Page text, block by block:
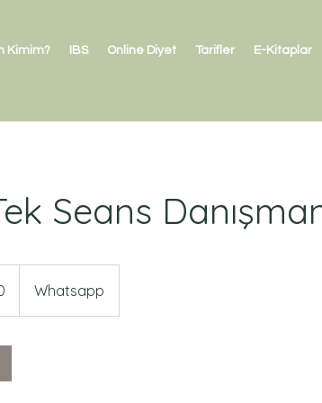
Kimim? IBS Online Diyet Tarifler E-Kitaplar
Seans
Whatsapp